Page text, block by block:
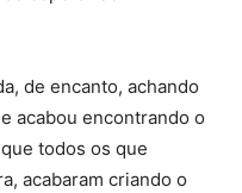
de encanto, achando
acabou encontrando o
todos os que
acabaram criando o